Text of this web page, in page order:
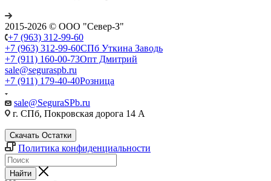
2015-2026 © ООО "Север-З"
+7 (963) 312-99-60
+7 (963) 312-99-60СПб Уткина Заводь
+7 (911) 160-00-73Опт Дмитрий
sale@seguraspb.ru
+7 (911) 179-40-40Розница
sale@SeguraSPb.ru
г. СПб, Покровская дорога 14 А
Скачать Остатки
Политика конфиденциальности
Найти